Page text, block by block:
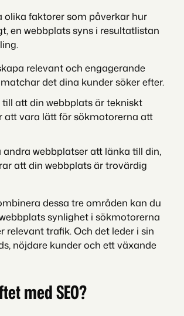
olika faktorer som påverkar hur
en webbplats syns i resultatlistan
relevant och engagerande
det dina kunder söker efter.
till att din webbplats är tekniskt
att vara lätt för sökmotorerna att
andra webbplatser att länka till din,
att din webbplats är trovärdig
dessa tre områden kan du
synlighet i sökmotorerna
relevant trafik. Och det leder i sin
nöjdare kunder och ett växande
med SEO?